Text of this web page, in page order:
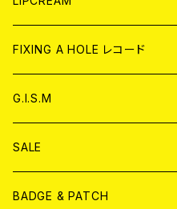
ANALOG
CD
ANALOG
CD
ANALOG
WORLD
CD
ANALOG
CD
アナログ
DVD
T-shirt & WEAR
FIXING A HOLE レコード
G.I.S.M
CD
ANALOG
SALE
BADGE & PATCH